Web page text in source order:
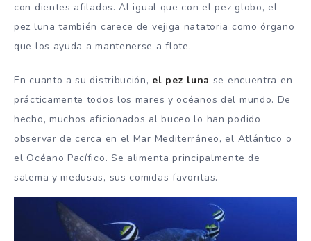
con dientes afilados. Al igual que con el pez globo, el
pez luna también carece de vejiga natatoria como órgano
que los ayuda a mantenerse a flote.
En cuanto a su distribución, el pez luna se encuentra en
prácticamente todos los mares y océanos del mundo. De
hecho, muchos aficionados al buceo lo han podido
observar de cerca en el Mar Mediterráneo, el Atlántico o
el Océano Pacífico. Se alimenta principalmente de
salema y medusas, sus comidas favoritas.